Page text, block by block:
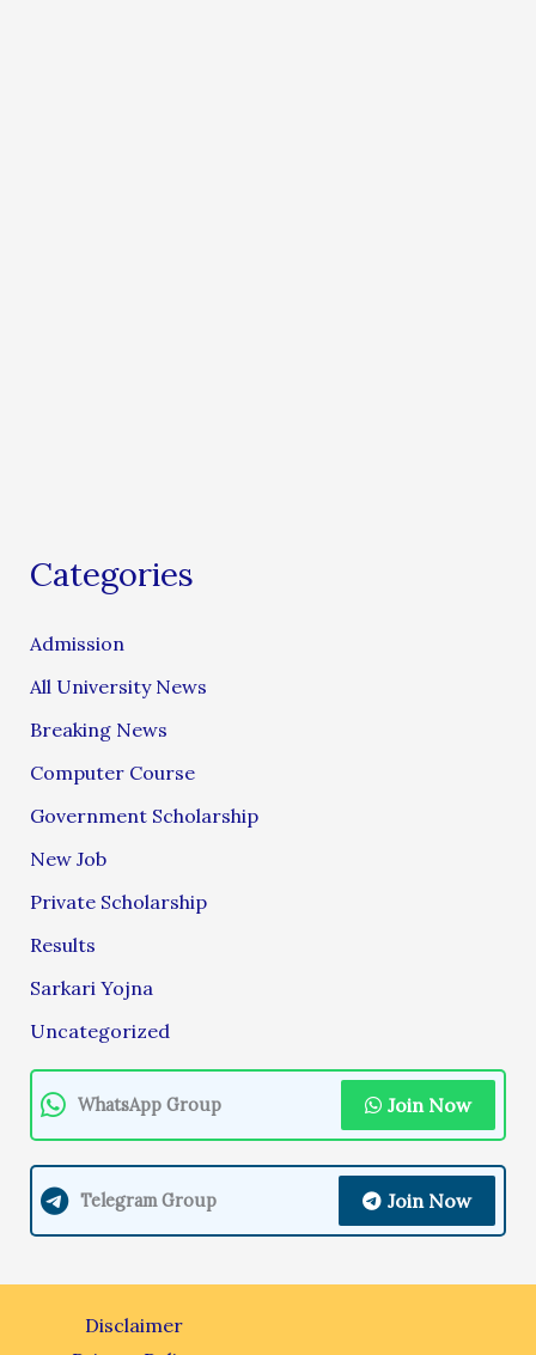
Categories
Admission
All University News
Breaking News
Computer Course
Government Scholarship
New Job
Private Scholarship
Results
Sarkari Yojna
Uncategorized
WhatsApp Group Join Now
Telegram Group Join Now
Disclaimer